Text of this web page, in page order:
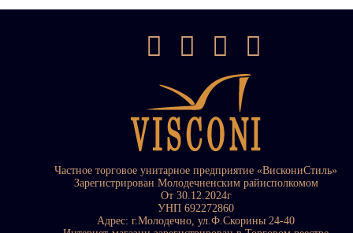
Частное торговое унитарное предприятие «ВискониСтиль»
Зарегистрирован Молодечненским райисполкомом
От 30.12.2024г
УНП 692272860
Адрес: г.Молодечно, ул.Ф.Скорины 24-40